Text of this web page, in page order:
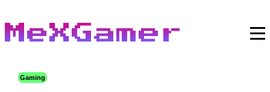
MeXGamer
Gaming